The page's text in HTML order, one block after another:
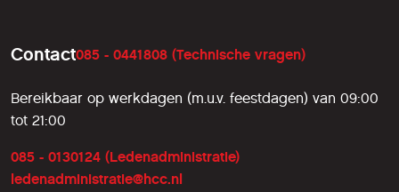
Contact085 - 0441808 (Technische vragen)
Bereikbaar op werkdagen (m.u.v. feestdagen) van 09:00
tot 21:00
085 - 0130124 (Ledenadministratie)
ledenadministratie@hcc.nl